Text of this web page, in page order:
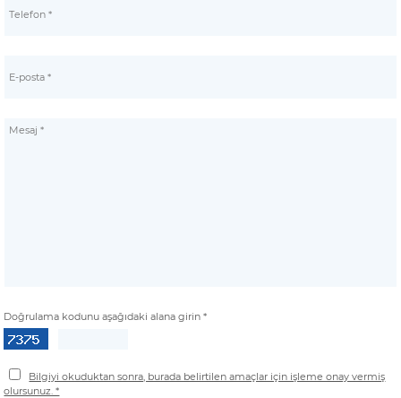
Doğrulama kodunu aşağıdaki alana girin *
Bilgiyi okuduktan sonra, burada belirtilen amaçlar için işleme onay vermiş
olursunuz. *